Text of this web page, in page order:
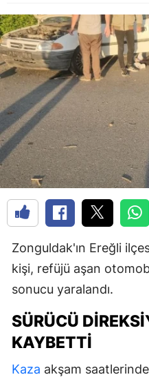
Zonguldak'ın Ereğli
kişi, refüjü aşan
sonucu yaralandı.
SÜRÜCÜ
KAYBETTI
Kaza akşam